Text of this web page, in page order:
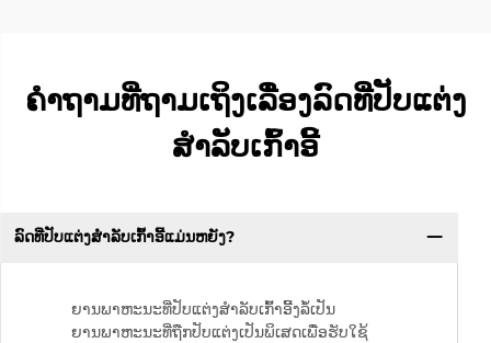
ຄຳຖາມທີ່ຖາມເຖິງເລື່ອງລົດທີ່ປັບແຕ່ງ
ສຳລັບເກົ້າອີ້
ລົດທີ່ປັບແຕ່ງສຳລັບເກົ້າອີ້ແມ່ນຫຍັງ?
ຍານພາຫະນະທີ່ປັບແຕ່ງສຳລັບເກົ້າອີ້ງລໍ້ເປັນ
ຍານພາຫະນະທີ່ຖືກປັບແຕ່ງເປັນພິເສດເພື່ອຮັບໃຊ້